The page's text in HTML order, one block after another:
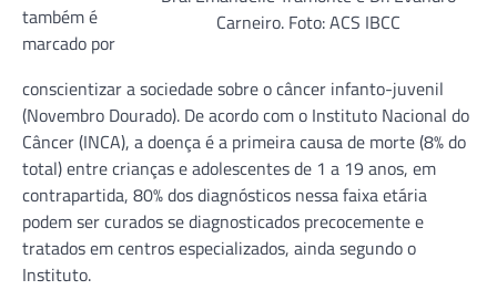
Carneiro. Foto: ACS IBCC
também é
marcado por
conscientizar a sociedade sobre o câncer infanto-juvenil
(Novembro Dourado). De acordo com o Instituto Nacional do
Câncer (INCA), a doença é a primeira causa de morte (8% do
total) entre crianças e adolescentes de 1 a 19 anos, em
contrapartida, 80% dos diagnósticos nessa faixa etária
podem ser curados se diagnosticados precocemente e
tratados em centros especializados, ainda segundo o
Instituto.